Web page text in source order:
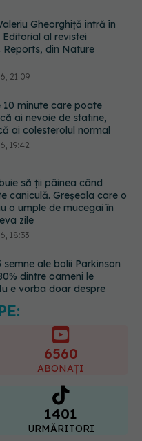
10 minute care poate
ai nevoie de statine,
ai colesterolul normal
19:42
să ții pâinea când
caniculă. Greșeala care o
o umple de mucegai în
semne ale bolii Parkinson
dintre oameni le
e vorba doar despre
manifest pentru
acceptare: Corpul
o poveste
21:23
ABONAȚI
1401
URMĂRITORI